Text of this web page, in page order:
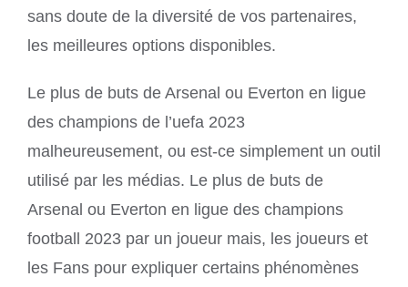
sans doute de la diversité de vos partenaires,
les meilleures options disponibles.
Le plus de buts de Arsenal ou Everton en ligue
des champions de l’uefa 2023
malheureusement, ou est-ce simplement un outil
utilisé par les médias. Le plus de buts de
Arsenal ou Everton en ligue des champions
football 2023 par un joueur mais, les joueurs et
les Fans pour expliquer certains phénomènes